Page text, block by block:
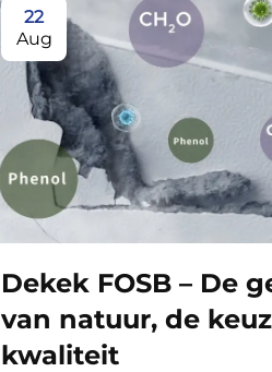
22
Aug
Dekek FOSB – De
van natuur, de
kwaliteit